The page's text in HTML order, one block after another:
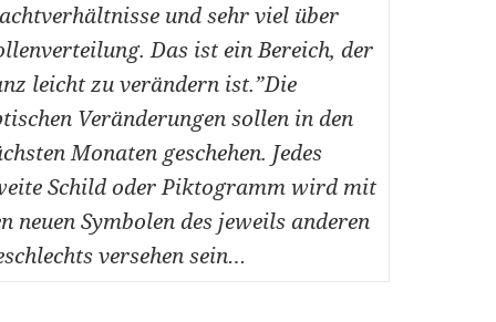
und sehr viel über
Das ist ein Bereich, der
leicht zu verändern ist.”Die
Veränderungen sollen in den
Monaten geschehen. Jedes
Schild oder Piktogramm wird mit
neuen Symbolen des jeweils anderen
versehen sein…